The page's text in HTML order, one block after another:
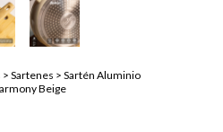
> Sartenes > Sartén Aluminio
Beige